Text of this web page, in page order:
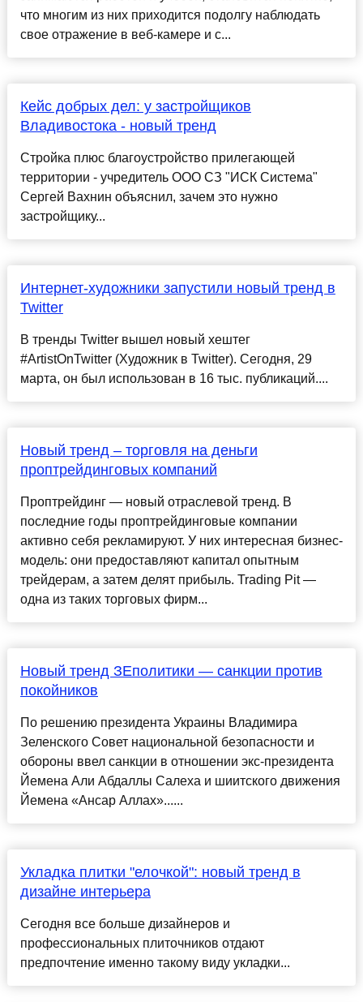
что многим из них приходится подолгу наблюдать
свое отражение в веб-камере и с...
Кейс добрых дел: у застройщиков
Владивостока - новый тренд
Стройка плюс благоустройство прилегающей
территории - учредитель ООО СЗ "ИСК Система"
Сергей Вахнин объяснил, зачем это нужно
застройщику...
Интернет-художники запустили новый тренд в
Twitter
В тренды Twitter вышел новый хештег
#ArtistOnTwitter (Художник в Twitter). Сегодня, 29
марта, он был использован в 16 тыс. публикаций....
Новый тренд – торговля на деньги
проптрейдинговых компаний
Проптрейдинг — новый отраслевой тренд. В
последние годы проптрейдинговые компании
активно себя рекламируют. У них интересная бизнес-
модель: они предоставляют капитал опытным
трейдерам, а затем делят прибыль. Trading Pit —
одна из таких торговых фирм...
Новый тренд ЗЕполитики — санкции против
покойников
По решению президента Украины Владимира
Зеленского Совет национальной безопасности и
обороны ввел санкции в отношении экс-президента
Йемена Али Абдаллы Салеха и шиитского движения
Йемена «Ансар Аллах»......
Укладка плитки "елочкой": новый тренд в
дизайне интерьера
Сегодня все больше дизайнеров и
профессиональных плиточников отдают
предпочтение именно такому виду укладки...